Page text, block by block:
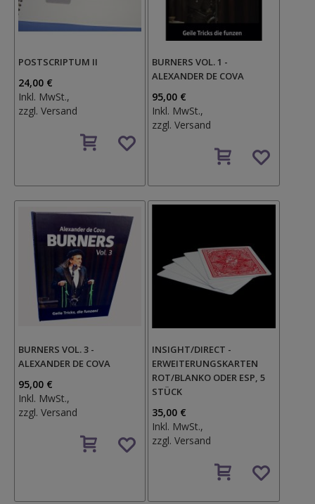
POSTSCRIPTUM II
24,00 €
Inkl. MwSt.,
zzgl. Versand
den
BURNERS VOL. 1 -
ALEXANDER DE COVA
95,00 €
Inkl. MwSt.,
zzgl.Versand
den
BURNERS VOL. 3 -
ALEXANDER DE COVA
95,00 €
Inkl. MwSt.,
zzgl. Versand
den
INSIGHT/DIRECT -
ERWEITERUNGSKARTEN
ROT/BLANKO ODER ESP, 5
STÜCK
35,00 €
Inkl. MwSt.,
zzgl.Versand
den